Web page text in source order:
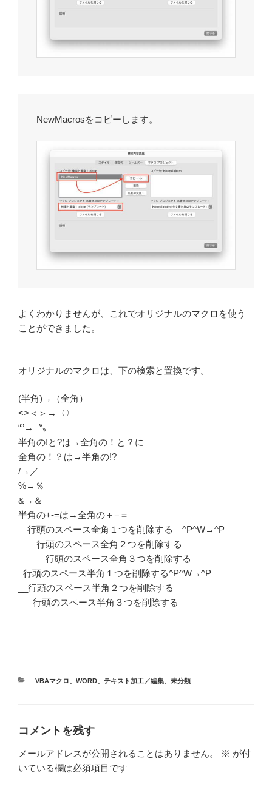
NewMacrosをコピーします。
よくわかりませんが、これでオリジナルのマクロを使う
ことができました。
オリジナルのマクロは、下の検索と置換です。
(半角)→（全角）
<>＜＞→〈〉
“”→〝〟
半角の!と?は→全角の！と？に
全角の！？は→半角の!?
/→／
%→％
&→＆
半角の+-=は→全角の＋−＝
行頭のスペース全角１つを削除する ^P^W→^P
行頭のスペース全角２つを削除する
行頭のスペース全角３つを削除する
_行頭のスペース半角１つを削除する^P^W→^P
__行頭のスペース半角２つを削除する
___行頭のスペース半角３つを削除する
カ
VBAマクロ、 WORD、 テキスト加工／編集、 未分類
コメントを残す
メールアドレスが公開されることはありません。 ※ が付
いている欄は必須項目です